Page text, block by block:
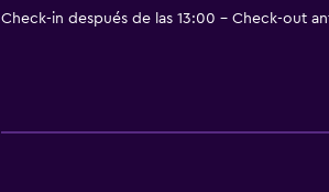
Check-in después de las 13:00 - Check-out